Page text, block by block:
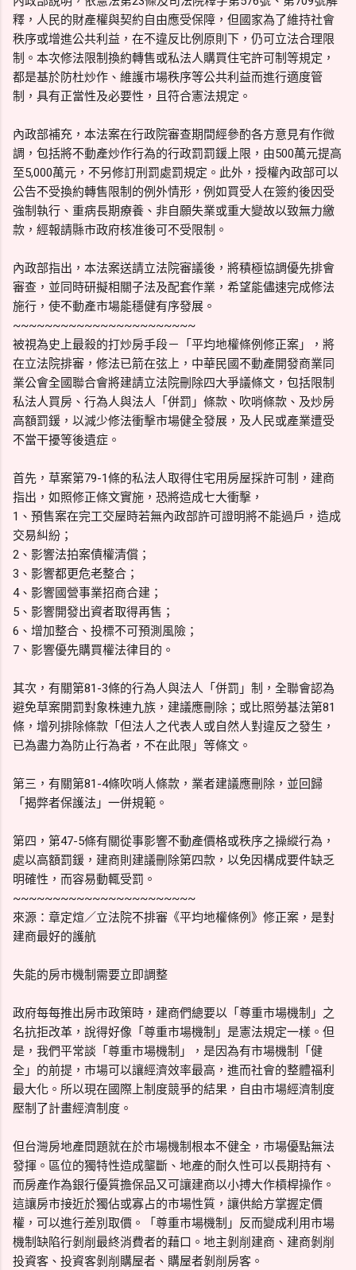
釋，人民的財產權與契約自由應受保障，但國家為了維持社會
秩序或增進公共利益，在不違反比例原則下，仍可立法合理限
制。本次修法限制換約轉售或私法人購買住宅許可制等規定，
都是基於防杜炒作、維護市場秩序等公共利益而進行適度管
制，具有正當性及必要性，且符合憲法規定。
內政部補充，本法案在行政院審查期間經參酌各方意見有作微
調，包括將不動產炒作行為的行政罰罰鍰上限，由500萬元提高
至5,000萬元，不另修訂刑罰處罰規定。此外，授權內政部可以
公告不受換約轉售限制的例外情形，例如買受人在簽約後因受
強制執行、重病長期療養、非自願失業或重大變故以致無力繳
款，經報請縣市政府核准後可不受限制。
內政部指出，本法案送請立法院審議後，將積極協調優先排會
審查，並同時研擬相關子法及配套作業，希望能儘速完成修法
施行，使不動產市場能穩健有序發展。
~~~~~~~~~~~~~~~~~~~~~~~
被視為史上最殺的打炒房手段－「平均地權條例修正案」，將
在立法院排審，修法已箭在弦上，中華民國不動產開發商業同
業公會全國聯合會將建請立法院刪除四大爭議條文，包括限制
私法人買房、行為人與法人「併罰」條款、吹哨條款、及炒房
高額罰鍰，以減少修法衝擊市場健全發展，及人民或產業遭受
不當干擾等後遺症。
首先，草案第79-1條的私法人取得住宅用房屋採許可制，建商
指出，如照修正條文實施，恐將造成七大衝擊，
1、預售案在完工交屋時若無內政部許可證明將不能過戶，造成
交易糾紛；
2、影響法拍案債權清償；
3、影響都更危老整合；
4、影響國營事業招商合建；
5、影響開發出資者取得再售；
6、增加整合、投標不可預測風險；
7、影響優先購買權法律目的。
其次，有關第81-3條的行為人與法人「併罰」制，全聯會認為
避免草案開罰對象株連九族，建議應刪除；或比照勞基法第81
條，增列排除條款「但法人之代表人或自然人對違反之發生，
已為盡力為防止行為者，不在此限」等條文。
第三，有關第81-4條吹哨人條款，業者建議應刪除，並回歸
「揭弊者保護法」一併規範。
第四，第47-5條有關從事影響不動產價格或秩序之操縱行為，
處以高額罰鍰，建商則建議刪除第四款，以免因構成要件缺乏
明確性，而容易動輒受罰。
~~~~~~~~~~~~~~~~~~~~~~~
來源：章定煊／立法院不排審《平均地權條例》修正案，是對
建商最好的護航
失能的房市機制需要立即調整
政府每每推出房市政策時，建商們總要以「尊重市場機制」之
名抗拒改革，說得好像「尊重市場機制」是憲法規定一樣。但
是，我們平常談「尊重市場機制」，是因為有市場機制「健
全」的前提，市場可以讓經濟效率最高，進而社會的整體福利
最大化。所以現在國際上制度競爭的結果，自由市場經濟制度
壓制了計畫經濟制度。
但台灣房地產問題就在於市場機制根本不健全，市場優點無法
發揮。區位的獨特性造成壟斷、地產的耐久性可以長期持有、
而房產作為銀行優質擔保品又可讓建商以小搏大作槓桿操作。
這讓房市接近於獨佔或寡占的市場性質，讓供給方掌握定價
權，可以進行差別取價。「尊重市場機制」反而變成利用市場
機制缺陷行剝削最終消費者的藉口。地主剝削建商、建商剝削
投資客、投資客剝削購屋者、購屋者剝削房客。